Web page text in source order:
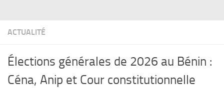
ACTUALITÉ
Élections générales de 2026 au Bénin :
Céna, Anip et Cour constitutionnelle